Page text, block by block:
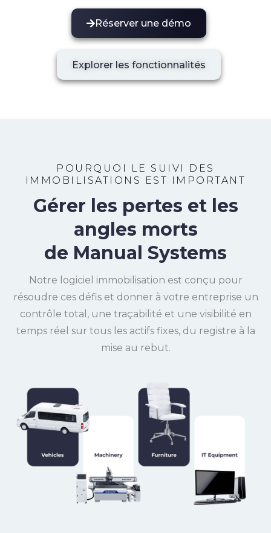
Réserver une démo
Explorer les fonctionnalités
POURQUOI LE SUIVI DES
IMMOBILISATIONS EST IMPORTANT
Gérer les pertes et les
angles morts
de Manual Systems
Notre logiciel immobilisation est conçu pour
résoudre ces défis et donner à votre entreprise un
contrôle total, une traçabilité et une visibilité en
temps réel sur tous les actifs fixes, du registre à la
mise au rebut.